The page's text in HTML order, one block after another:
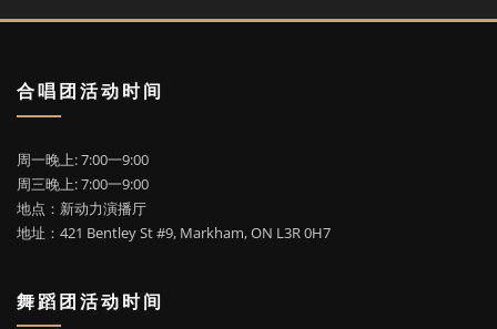
合唱团活动时间
周一晚上: 7:00一9:00
周三晚上: 7:00一9:00
地点：新动力演播厅
地址：421 Bentley St #9, Markham, ON L3R 0H7
舞蹈团活动时间